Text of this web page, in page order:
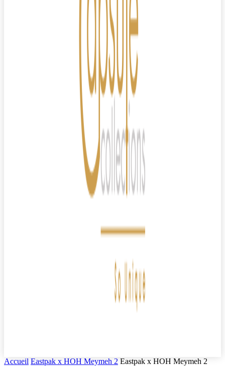
Accueil Eastpak x HOH Meymeh 2 Eastpak x HOH Meymeh 2